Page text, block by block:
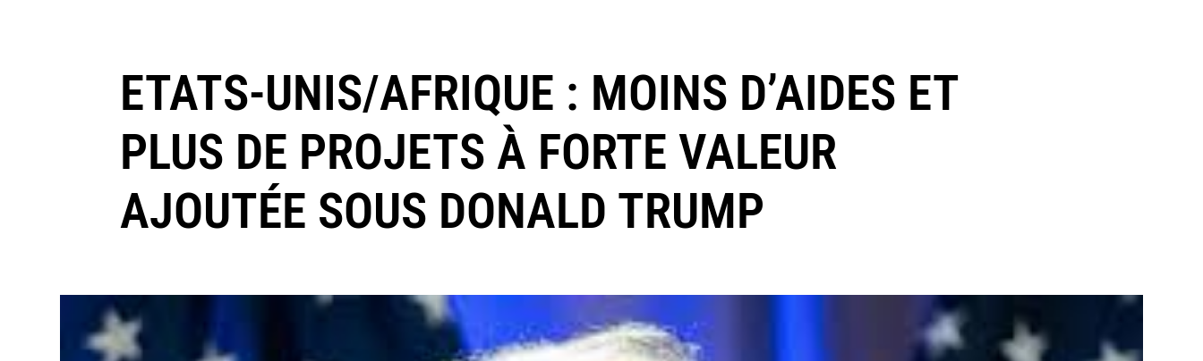
ETATS-UNIS/AFRIQUE : MOINS D’AIDES ET
PLUS DE PROJETS À FORTE VALEUR
AJOUTÉE SOUS DONALD TRUMP